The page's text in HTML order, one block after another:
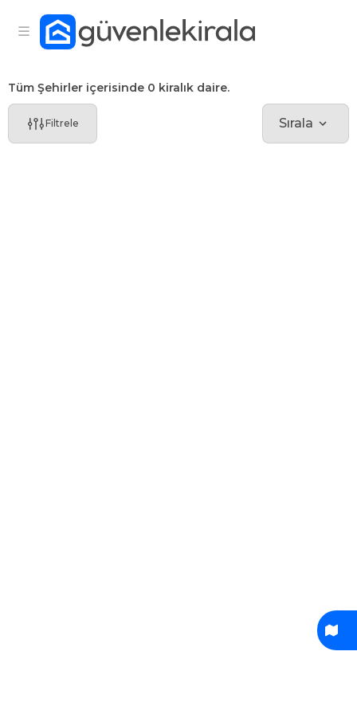
Tüm Şehirler içerisinde 0 kiralık daire.
Filtrele Sırala